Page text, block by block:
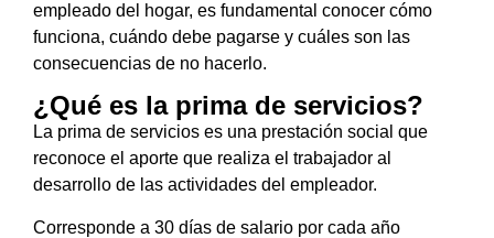
empleado del hogar, es fundamental conocer cómo
funciona, cuándo debe pagarse y cuáles son las
consecuencias de no hacerlo.
¿Qué es la prima de servicios?
La prima de servicios es una prestación social que
reconoce el aporte que realiza el trabajador al
desarrollo de las actividades del empleador.
Corresponde a 30 días de salario por cada año